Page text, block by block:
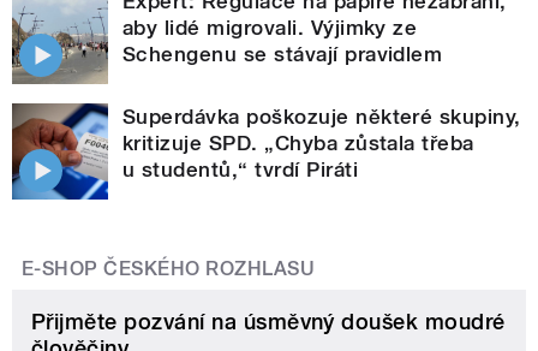
aby lidé migrovali. Výjimky ze
Schengenu se stávají pravidlem
Superdávka poškozuje některé skupiny,
kritizuje SPD. „Chyba zůstala třeba
u studentů,“ tvrdí Piráti
E-SHOP ČESKÉHO ROZHLASU
Přijměte pozvání na úsměvný doušek moudré